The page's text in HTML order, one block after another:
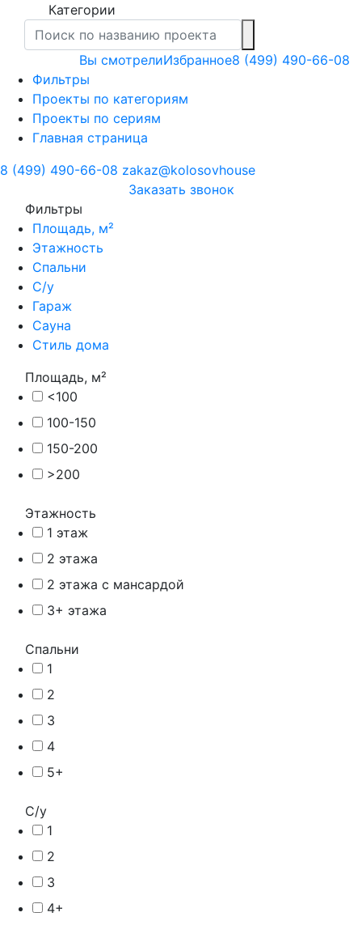
Категории
Вы смотрелиИзбранное8 (499) 490-66-08
Фильтры
Проекты по категориям
Проекты по сериям
Главная страница
8 (499) 490-66-08 zakaz@kolosovhouse
3аказать звонок
Фильтры
Площадь, м²
Этажность
Спальни
С/у
Гараж
Сауна
Стиль дома
Площадь, м²
<100
100-150
150-200
>200
Этажность
1 этаж
2 этажа
2 этажа с мансардой
3+ этажа
Спальни
1
2
3
4
5+
С/у
1
2
3
4+